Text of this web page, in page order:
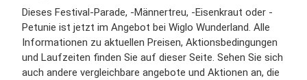
Dieses Festival-Parade, -Männertreu, -Eisenkraut oder -
Petunie ist jetzt im Angebot bei Wiglo Wunderland. Alle
Informationen zu aktuellen Preisen, Aktionsbedingungen
und Laufzeiten finden Sie auf dieser Seite. Sehen Sie sich
auch andere vergleichbare angebote und Aktionen an, die